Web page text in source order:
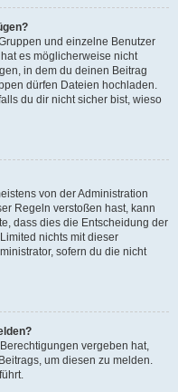
und einzelne Benutzer
es möglicherweise nicht
in dem du deinen Beitrag
dürfen Dateien hochladen.
du dir nicht sicher bist, wieso
von der Administration
Regeln verstoßen hast, kann
dass dies die Entscheidung der
nichts mit dieser
sofern du die nicht
vergeben hat,
um diesen zu melden.